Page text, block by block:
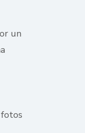
un